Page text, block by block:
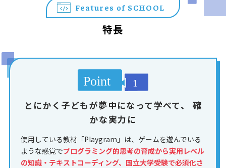
Features of SCHOOL
特長
とにかく子どもが夢中になって学べて、
確
かな実力に
使用している教材「Playgram」は、ゲームを遊んでいる
ような感覚でプログラミング的思考の育成から実用レベル
の知識・テキストコーディング、国立大学受験で必須化さ